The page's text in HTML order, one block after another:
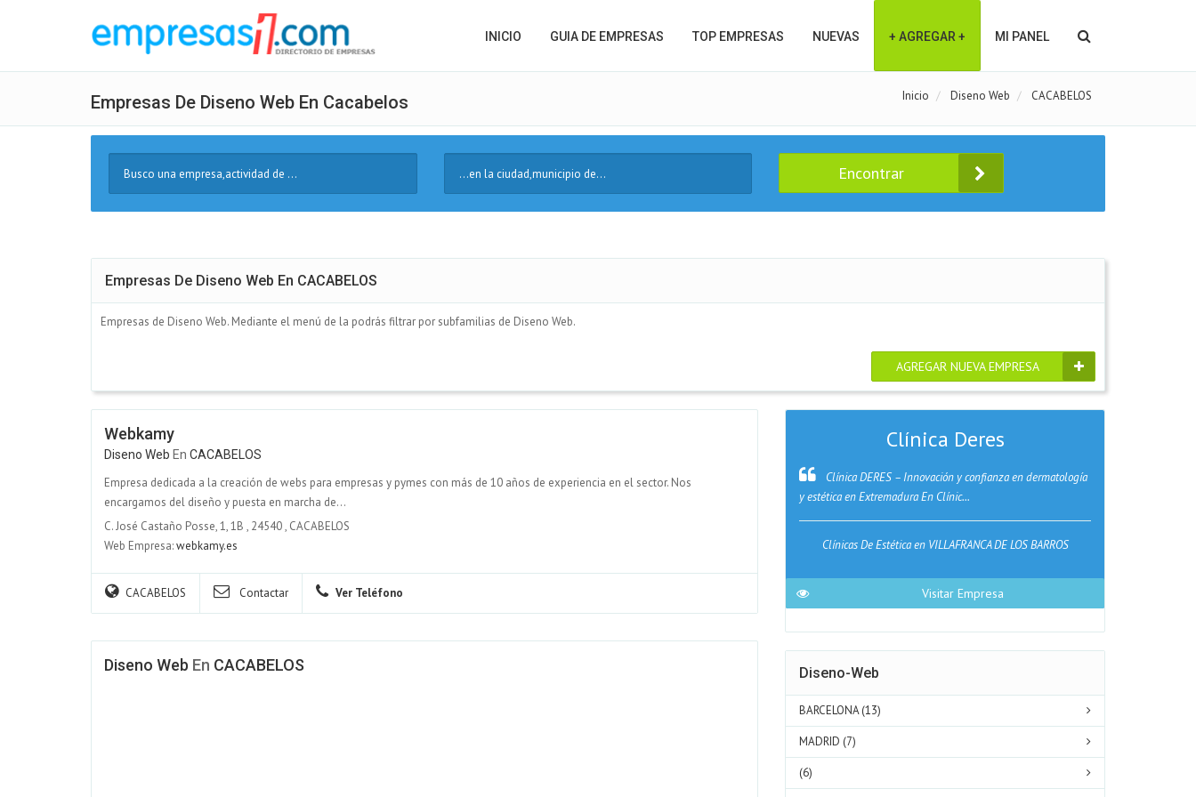
INICIO GUIA DE EMPRESAS TOP EMPRESAS NUEVAS + AGREGAR + MI PANEL
Empresas De Diseno Web En Cacabelos Inicio Diseno Web CACABELOS
Texto
Encontrar
Empresas De Diseno Web En CACABELOS
Empresas de Diseno Web. Mediante el menú de la podrás filtrar por subfamilias de Diseno Web.
AGREGAR NUEVA EMPRESA
Webkamy
Diseno Web En CACABELOS
Empresa dedicada a la creación de webs para empresas y pymes con más de 10 años de experiencia en el sector. Nos
encargamos del diseño y puesta en marcha de...
C. José Castaño Posse, 1, 1B , 24540, CACABELOS
Web Empresa:webkamy.es
CACABELOS Contactar Ver Teléfono
Diseno Web En CACABELOS
Clínica Deres
Clínica DERES – Innovación y confianza en dermatología
y estética en Extremadura En Clínic...
Clínicas De Estética en VILLAFRANCA DE LOS BARROS
Visitar Empresa
Diseno-Web
BARCELONA (13)
MADRID (7)
(6)